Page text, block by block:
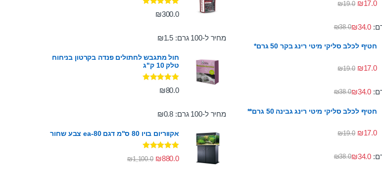
₪17.0
₪19.0
₪38.0₪34.0
חטיף לכלב סליקי מיטי רינג בקר 50 גרם*
₪17.0
₪19.0
₪38.0₪34.0
חטיף לכלב סליקי מיטי רינג גבינה 50 גרם**
₪17.0
₪19.0
₪38.0₪34.0
דורג5.00
מתוך 5 ₪300.0
מחיר ל-100 גרם: ₪1.5
חול מתגבש לחתולים פנדה בקרטון בניחוח
טלק 10 ק"ג
דורג5.00
מתוך 5₪80.0
מחיר ל-100 גרם: ₪0.8
אקווריום בויו 80 ס"מ דגם ea-80 צבע שחור
דורג5.00
מתוך 5 ₪880.0
₪1,100.0